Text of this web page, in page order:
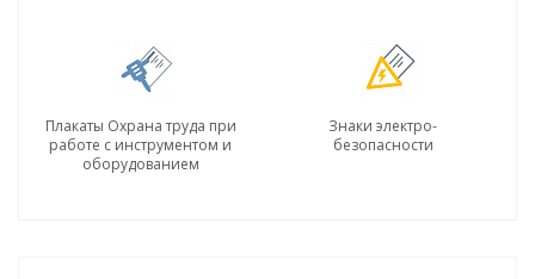
Плакаты Охрана труда при
работе с инструментом и
оборудованием
Знаки электро-
безопасности